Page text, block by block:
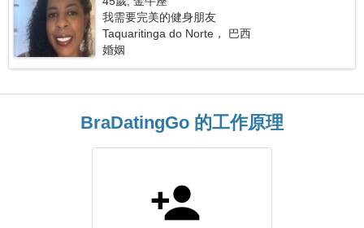
我需要完美的健身朋友
Taquaritinga do Norte， 巴西
婚姻
BraDatingGo 的工作原理